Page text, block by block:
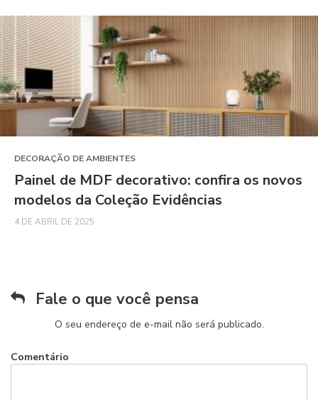
DECORAÇÃO DE AMBIENTES
Painel de MDF decorativo: confira os novos
modelos da Coleção Evidências
4 DE ABRIL DE 2025
Fale o que você pensa
O seu endereço de e-mail não será publicado.
Comentário